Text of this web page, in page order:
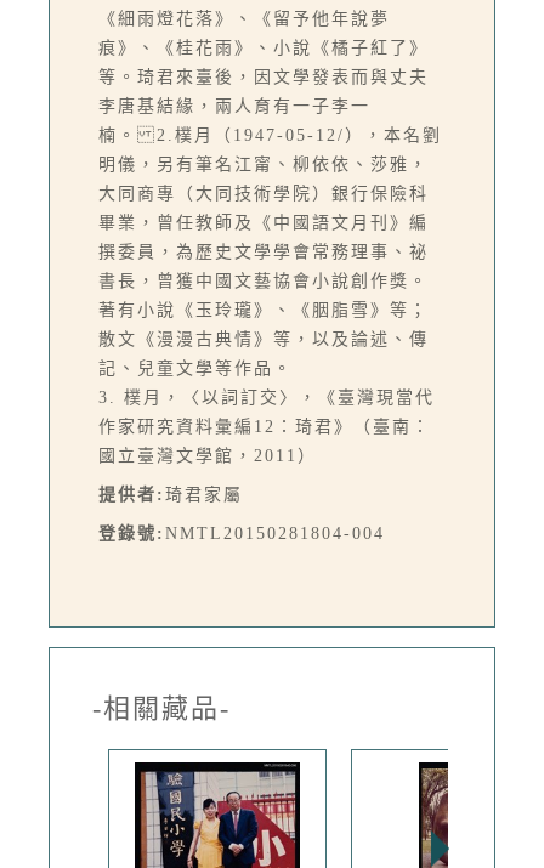
《細雨燈花落》、《留予他年說夢
痕》、《桂花雨》、小說《橘子紅了》
等。琦君來臺後，因文學發表而與丈夫
李唐基結緣，兩人育有一子李一
楠。 2.樸月（1947-05-12/），本名劉
明儀，另有筆名江甯、柳依依、莎雅，
大同商專（大同技術學院）銀行保險科
畢業，曾任教師及《中國語文月刊》編
撰委員，為歷史文學學會常務理事、祕
書長，曾獲中國文藝協會小說創作獎。
著有小說《玉玲瓏》、《胭脂雪》等；
散文《漫漫古典情》等，以及論述、傳
記、兒童文學等作品。
3. 樸月，〈以詞訂交〉，《臺灣現當代
作家研究資料彙編12：琦君》（臺南：
國立臺灣文學館，2011）
提供者: 琦君家屬
登錄號: NMTL20150281804-004
-相關藏品-